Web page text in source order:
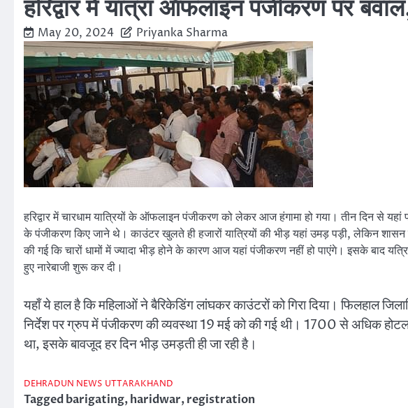
हरिद्वार में यात्रा ऑफलाइन पंजीकरण पर
May 20, 2024 Priyanka Sharma
हरिद्वार में चारधाम यात्रियों के ऑफलाइन पंजीकरण को लेकर आज हंगामा हो गया। तीन दिन से
के पंजीकरण किए जाने थे। काउंटर खुलते ही हजारों यात्रियों की भीड़ यहां उमड़ पड़ी, लेकिन
की गई कि चारों धामों में ज्यादा भीड़ होने के कारण आज यहां पंजीकरण नहीं हो पाएंगे। इसके बाद
हुए नारेबाजी शुरू कर दी।
यहाँ ये हाल है कि महिलाओं ने बैरिकेडिंग लांघकर काउंटरों को गिरा दिया। फिलहाल
निर्देश पर ग्रुप में पंजीकरण की व्यवस्था 19 मई को की गई थी। 1700 से अधिक होटल
था, इसके बावजूद हर दिन भीड़ उमड़ती ही जा रही है।
DEHRADUN NEWS UTTARAKHAND
Taggedbarigating,haridwar,registration